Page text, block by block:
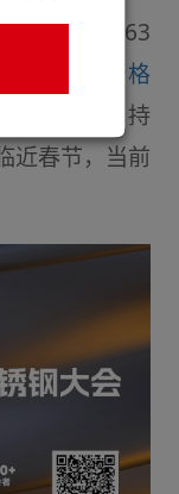
价格为26963
级硫酸镍价格
一工作日持
近春节，当前